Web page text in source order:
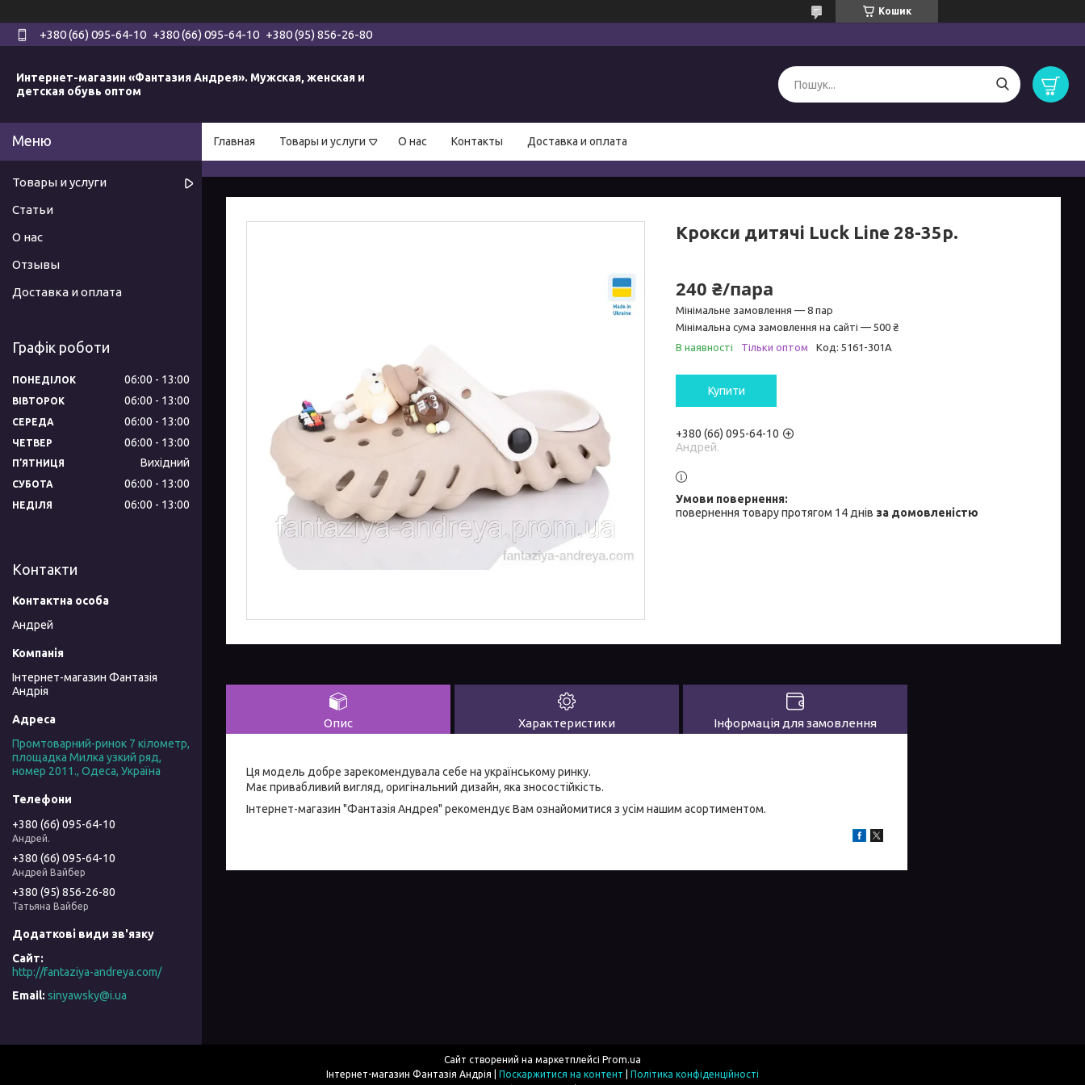
Кошик
+380 (66) 095-64-10 +380 (66) 095-64-10 +380 (95) 856-26-80
Интернет-магазин «Фантазия Андрея». Мужская, женская и
детская обувь оптом
Главная Товары и услуги О нас Контакты Доставка и оплата
Крокси дитячі Luck Line 28-35р.
240 ₴/пара
Мінімальне замовлення — 8 пар
Мінімальна сума замовлення на сайті — 500 ₴
В наявності
Тільки оптом Код: 5161-301A
Купити
+380 (66) 095-64-10
Андрей.
повернення товару протягом 14 днів за домовленістю
Опис Характеристики Інформація для замовлення
Ця модель добре зарекомендувала себе на українському ринку.
Має привабливий вигляд, оригінальний дизайн, яка зносостійкість.
Інтернет-магазин "Фантазія Андрея" рекомендує Вам ознайомитися з усім нашим асортиментом.
Товары и услуги
Статьи
О нас
Отзывы
Доставка и оплата
Графік роботи
ПОНЕДІЛОК 06:00 13:00
ВІВТОРОК 06:00 13:00
СЕРЕДА 06:00 13:00
ЧЕТВЕР 06:00 13:00
ПʼЯТНИЦЯ Вихідний
СУБОТА 06:00 13:00
НЕДІЛЯ 06:00 13:00
Контакти
Андрей
Інтернет-магазин Фантазія
Андрія
Промтоварний-ринок 7 кілометр,
площадка Милка узкий ряд,
номер 2011., Одеса, Україна
+380 (66) 095-64-10
Андрей.
+380 (66) 095-64-10
Андрей Вайбер
+380 (95) 856-26-80
Татьяна Вайбер
http://fantaziya-andreya.com/
sinyawsky@i.ua
Сайт створений на маркетплейсі Prom.ua
Поскаржитися на контент
Політика конфіденційності